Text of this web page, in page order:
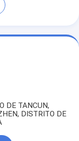
DE TANCUN,
DISTRITO DE